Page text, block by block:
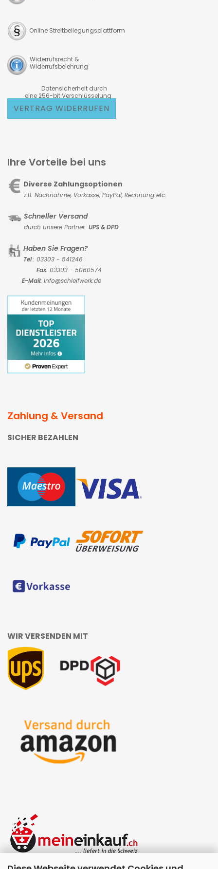
Online Streitbeilegungsplattform
Widerrufsrecht &
Widerrufsbelehrung
Datensicherheit durch
eine 256-bit Verschlüsselung
VERTRAG WIDERRUFEN
Ihre Vorteile bei uns
Diverse Zahlungsoptionen
z.B. Nachnahme, Vorkasse, PayPal, Rechnung etc.
Schneller Versand
durch unsere Partner UPS & DPD
Haben Sie Fragen?
Tel.: 03303 - 541246
Fax: 03303 - 5060574
E-Mail: Info@schleifwerk.de
Zahlung & Versand
SICHER BEZAHLEN
WIR VERSENDEN MIT